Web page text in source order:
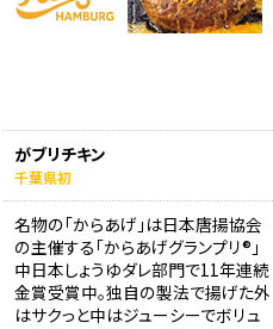
がブリチキン
千葉県初
名物の「からあげ」は日本唐揚協会
の主催する「からあげグランプリ®」
中日本しょうゆダレ部門で11年連続
金賞受賞中。独自の製法で揚げた外
はサクっと中はジューシーでボリュ